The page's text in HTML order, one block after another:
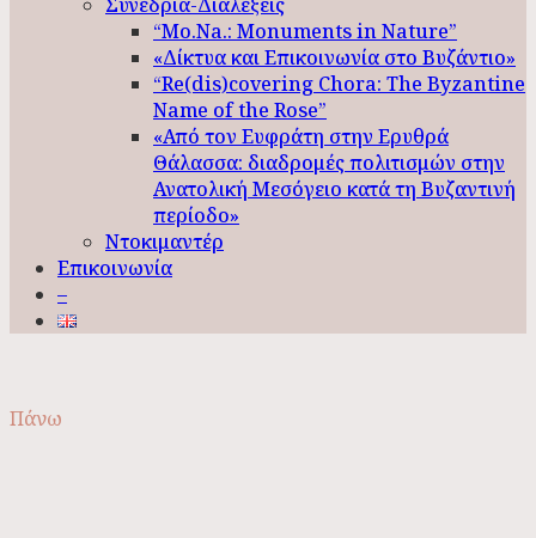
“Mo.Na.: Monuments in Nature”
«Δίκτυα και Επικοινωνία στο Βυζάντιο»
“Re(dis)covering Chora: The Byzantine
Name of the Rose”
«Από τον Ευφράτη στην Ερυθρά
Θάλασσα: διαδρομές πολιτισμών στην
Ανατολική Μεσόγειο κατά τη Βυζαντινή
περίοδο»
Ντοκιμαντέρ
Επικοινωνία
–
Πάνω